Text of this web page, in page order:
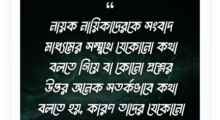
নায়ক নায়িকাদেরকে সংবাদ
মাধ্যমের সম্মুখে যেকোনো কথা
বলতে গিয়ে বা কোনো প্রশ্নের
উত্তর অনেক সতর্কভাবে কথা
বলতে হয়, কারণ তাদের যেকোনো